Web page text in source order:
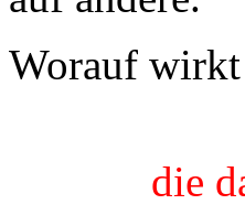
Worauf wirkt